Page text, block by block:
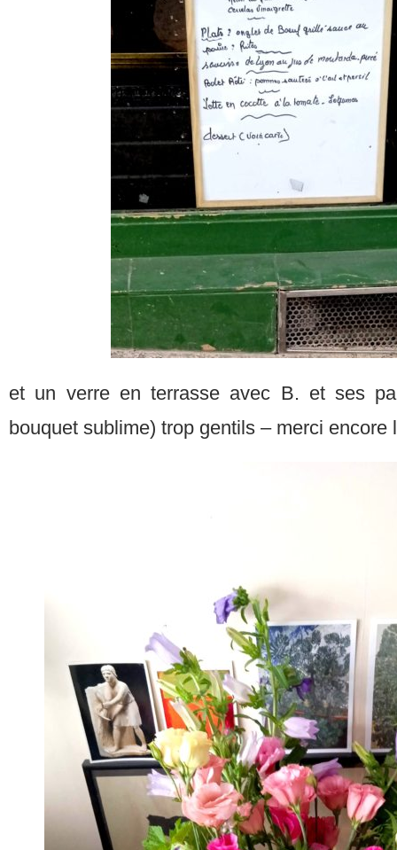
et un verre en terrasse avec B. et ses
bouquet sublime) trop gentils – merci encore